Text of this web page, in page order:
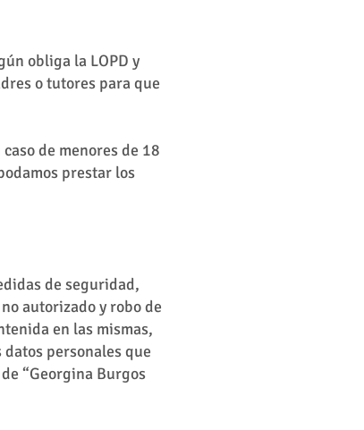
obliga la LOPD y
o tutores para que
de menores de 18
prestar los
de seguridad,
autorizado y robo de
en las mismas,
personales que
“Georgina Burgos